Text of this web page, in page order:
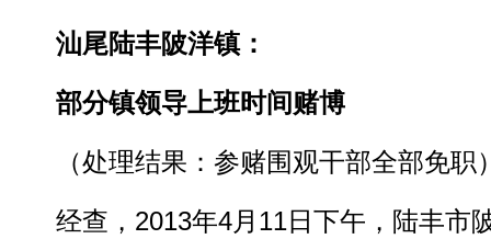
汕尾陆丰陂洋镇：
部分镇领导上班时间赌博
（处理结果：参赌围观干部全部免职
经查，2013年4月11日下午，陆丰市